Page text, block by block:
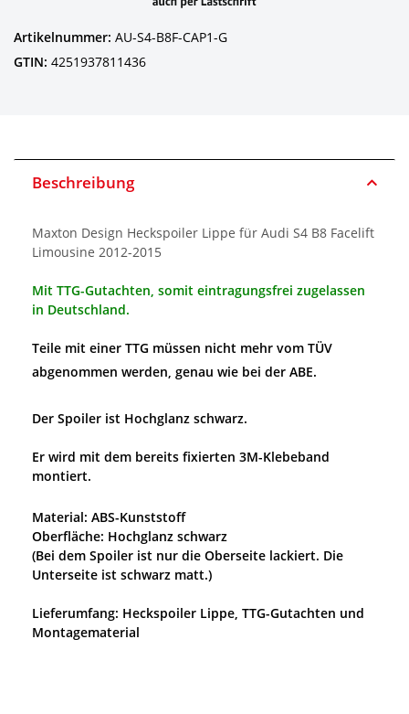
Artikelnummer: AU-S4-B8F-CAP1-G
GTIN: 4251937811436
Beschreibung
Maxton Design Heckspoiler Lippe für Audi S4 B8 Facelift
Limousine 2012-2015
Mit TTG-Gutachten, somit eintragungsfrei zugelassen
in Deutschland.
Teile mit einer TTG müssen nicht mehr vom TÜV
abgenommen werden, genau wie bei der ABE.
Der Spoiler ist Hochglanz schwarz.
Er wird mit dem bereits fixierten 3M-Klebeband
montiert.
Material: ABS-Kunststoff
Oberfläche: Hochglanz schwarz
(Bei dem Spoiler ist nur die Oberseite lackiert. Die
Unterseite ist schwarz matt.)
Lieferumfang: Heckspoiler Lippe, TTG-Gutachten und
Montagematerial